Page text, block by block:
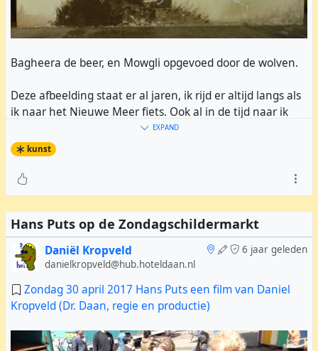
Bagheera de beer, en Mowgli opgevoed door de wolven.
Deze afbeelding staat er al jaren, ik rijd er altijd langs als
ik naar het Nieuwe Meer fiets. Ook al in de tijd naar ik
nog naar mijn werk fietste. Maar kort geleden zag ik het
weer, en opeens flitste het door mijn hoofd: "Is dit
misschien nog een onontdekte Banksy"?
Mocht dat zo zijn let het mij niet om deze pilaar meteen
onder de brug weg te zagen en het voor veel geld te
verkopen :)
EXPAND
kunst
Hans Puts op de Zondagschildermarkt
6 jaar geleden
Daniël Kropveld
danielkropveld@hub.hoteldaan.nl
Zondag 30 april 2017 Hans Puts een film van Daniel
Kropveld (Dr. Daan, regie en productie)